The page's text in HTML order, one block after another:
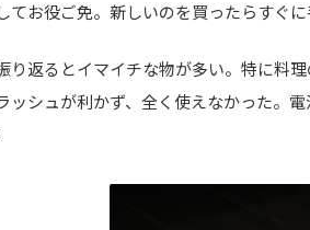
てお役ご免。新しいのを買ったらすぐに
り返るとイマイチな物が多い。特に料
ッシュが利かず、全く使えなかった。